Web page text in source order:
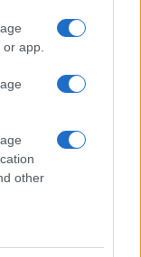
app.
other